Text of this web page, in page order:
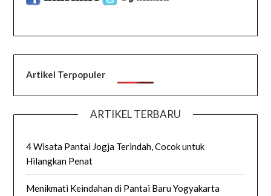
Artikel Terpopuler
ARTIKEL TERBARU
4 Wisata Pantai Jogja Terindah, Cocok untuk
Hilangkan Penat
Menikmati Keindahan di Pantai Baru Yogyakarta